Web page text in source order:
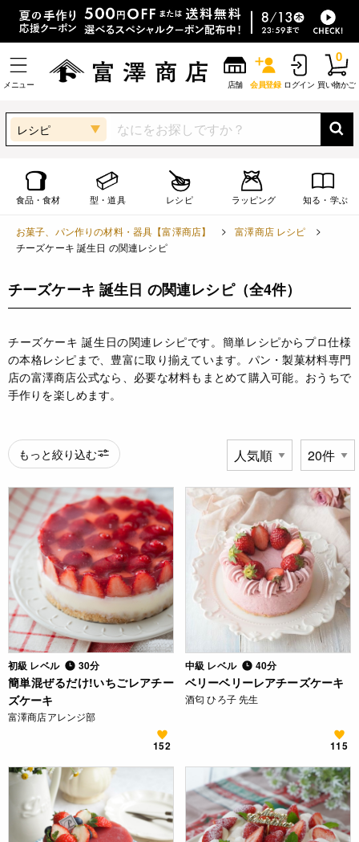
メニュー 店舗 会員登録 ログイン 買い物かご
0
レシピ
食品・食材 型・道具 レシピ ラッピング 知る・学ぶ
お菓子、パン作りの材料・器具【富澤商店】
富澤商店 レシピ
チーズケーキ 誕生日 の関連レシピ
チーズケーキ 誕生日 の関連レシピ（全4件）
チーズケーキ 誕生日の関連レシピです。簡単レシピからプロ仕様
の本格レシピまで、豊富に取り揃えています。パン・製菓材料専門
店の富澤商店公式なら、必要な材料もまとめて購入可能。おうちで
手作りを楽しめます。
もっと絞り込む
初級 レベル 30分
簡単混ぜるだけ!いちごレアチー
ズケーキ
富澤商店アレンジ部
152
中級 レベル 40分
ベリーベリーレアチーズケーキ
酒匂 ひろ子 先生
115